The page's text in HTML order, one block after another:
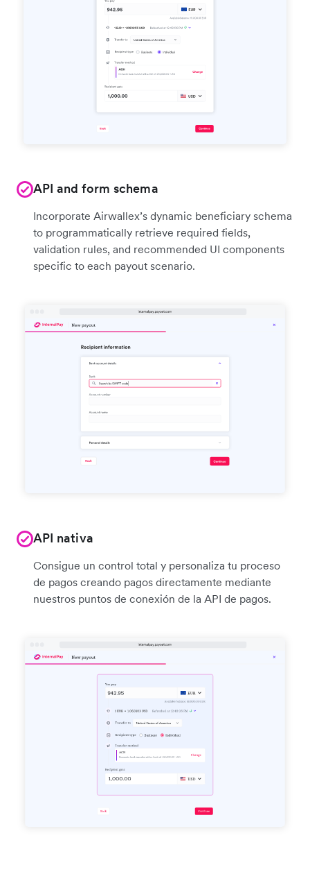
API and form schema
Incorporate Airwallex’s dynamic beneficiary schema
to programmatically retrieve required fields,
validation rules, and recommended UI components
specific to each payout scenario.
API nativa
Consigue un control total y personaliza tu proceso
de pagos creando pagos directamente mediante
nuestros puntos de conexión de la API de pagos.